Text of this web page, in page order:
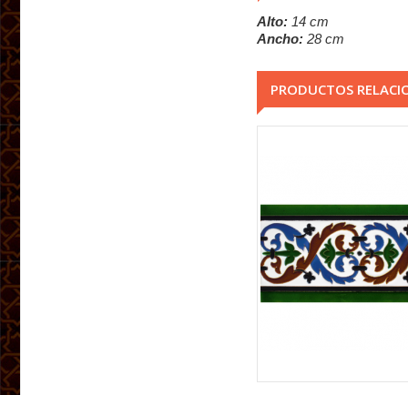
Alto: 14 cm
Ancho: 28 cm
PRODUCTOS